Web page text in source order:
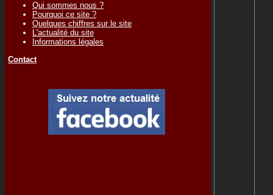
Qui sommes nous ?
Pourquoi ce site ?
Quelques chiffres sur le site
L'actualité du site
Informations légales
Contact